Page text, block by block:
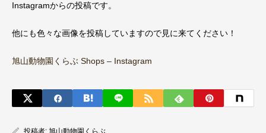
Instagramからの投稿です。
他にも色々な画像を投稿していますので見に来てください！
旭山動物園くらぶ Shops – Instagram
投稿者: 旭山動物園くらぶ